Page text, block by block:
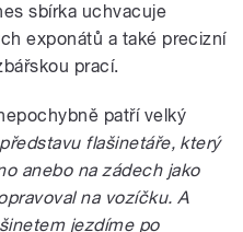
sbírka uchvacuje
exponátů a také precizní
prací.
patří velký
flašinetáře, který
anebo na zádech jako
na vozíčku. A
jezdíme po